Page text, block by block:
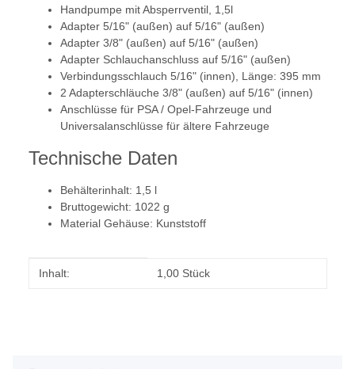
Handpumpe mit Absperrventil, 1,5l
Adapter 5/16" (außen) auf 5/16" (außen)
Adapter 3/8" (außen) auf 5/16" (außen)
Adapter Schlauchanschluss auf 5/16" (außen)
Verbindungsschlauch 5/16" (innen), Länge: 395 mm
2 Adapterschläuche 3/8" (außen) auf 5/16" (innen)
Anschlüsse für PSA / Opel-Fahrzeuge und
Universalanschlüsse für ältere Fahrzeuge
Technische Daten
Behälterinhalt: 1,5 l
Bruttogewicht: 1022 g
Material Gehäuse: Kunststoff
Produkteigenschaft
Wert
Inhalt: 1,00 Stück